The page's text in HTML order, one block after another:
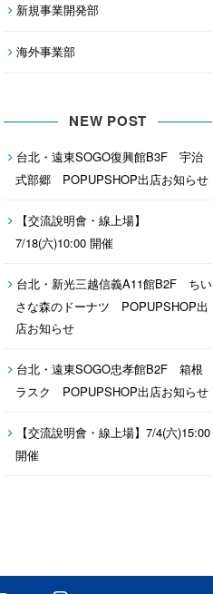
新規事業開発部
海外事業部
NEW POST
台北・遠東SOGO復興館B3F 宇治
式部郷 POPUPSHOP出店お知らせ
【交流說明會・線上場】
7/18(六)10:00 開催
台北・新光三越信義A11館B2F ちい
さな森のドーナツ POPUPSHOP出
店お知らせ
台北・遠東SOGO忠孝館B2F 箱根
ラスク POPUPSHOP出店お知らせ
【交流說明會・線上場】7/4(六)15:00
開催